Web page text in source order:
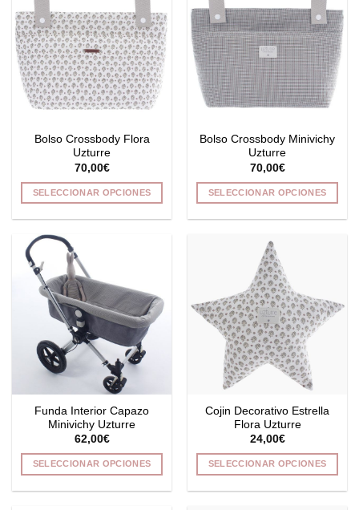
variantes.
Las
opciones
se
pueden
elegir
en
página
de
producto
variantes.
Las
opciones
se
pueden
elegir
en
página
de
producto
Bolso Crossbody Flora
Uzturre
70,00€
SELECCIONAR OPCIONES
variantes.
Las
opciones
pueden
elegir
en
la
página
de
Bolso Crossbody Minivichy
Uzturre
70,00€
SELECCIONAR OPCIONES
tiene
múltiples
variantes.
Las
opciones
se
pueden
elegir
página
de
Funda Interior Capazo
Minivichy Uzturre
62,00€
SELECCIONAR OPCIONES
Cojin Decorativo Estrella
Flora Uzturre
24,00€
SELECCIONAR OPCIONES